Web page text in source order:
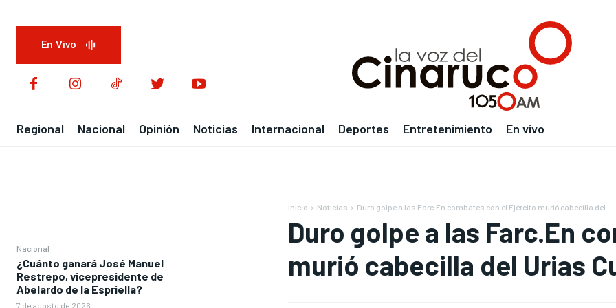
En Vivo
Regional Nacional Opinión Noticias Internacional Deportes Entretenimiento En vivo
Nacional
¿Cuánto ganará José Manuel
Restrepo, vicepresidente de
Abelardo de la Espriella?
7 de agosto de 2026
Inicio Noticias Duro golpe a las Farc.En combates con el Ejército murió cabecilla del...
Duro golpe a las Farc.En
murió cabecilla del Urias